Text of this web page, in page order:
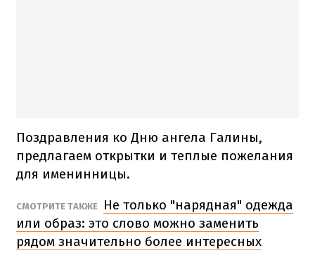
Поздравления ко Дню ангела Галины,
предлагаем открытки и теплые пожелания
для именинницы.
СМОТРИТЕ ТАКЖЕ
Не только "нарядная" одежда
или образ: это слово можно заменить
рядом значительно более интересных